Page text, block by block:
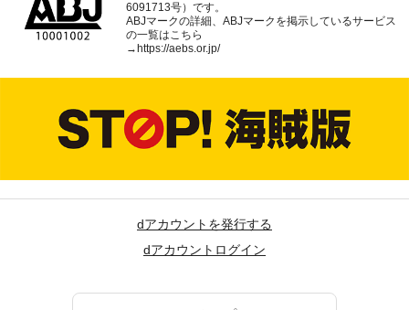
6091713号）です。
ABJマークの詳細、ABJマークを掲示しているサービス
の一覧はこちら
→ https://aebs.or.jp/
dアカウントを発行する
dアカウントログイン